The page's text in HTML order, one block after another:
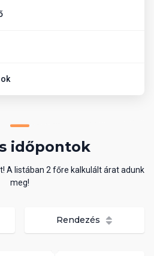
időpontok
A listában 2 főre kalkulált árat adunk
meg!
Rendezés